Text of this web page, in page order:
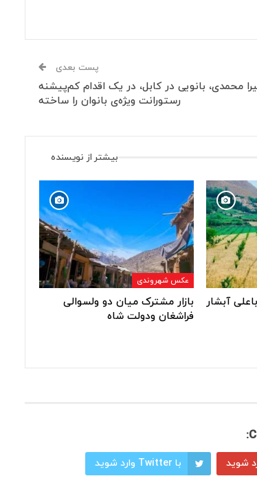
پست بعدی
محمدی، بانویی در ⁧‫کابل‬⁩، در یک اقدام کم‌پیشنه
⁧‫رستورانت‬⁩ ویژه‌ی بانوان را ساخته
بیشتر از نویسنده
آبشار
عکس شهروندی
بازار مشترک میان دو ولسوالی
فراشغان ودولت شاه
با Twitter وارد شوید